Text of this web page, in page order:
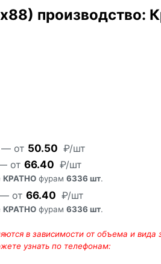
производство:
— от 50.50 ₽/шт
от 66.40 ₽/шт
КРАТНО фурам 6336 шт.
— от 66.40 ₽/шт
КРАТНО фурам 6336 шт.
в зависимости от объема и вида
узнать по телефонам: